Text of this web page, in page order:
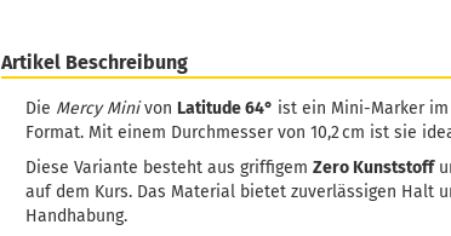
Artikel Beschreibung
Die Mercy Minivon Latitude 64° ist ein Mini-Marker
Format. Mit einem Durchmesser von 10,2 cm ist sie
Diese Variante besteht aus griffigem Zero Kunststoff
auf dem Kurs. Das Material bietet zuverlässigen Halt
Handhabung.